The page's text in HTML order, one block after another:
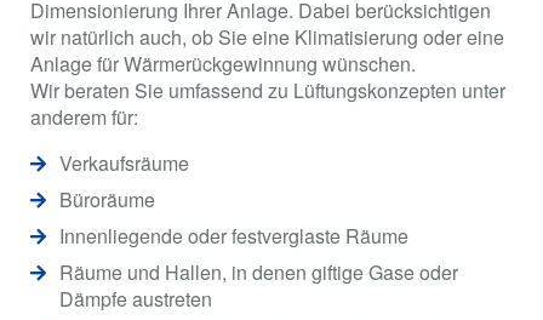
Dimensionierung Ihrer Anlage. Dabei berücksichtigen
wir natürlich auch, ob Sie eine Klimatisierung oder eine
Anlage für Wärmerückgewinnung wünschen.
Wir beraten Sie umfassend zu Lüftungskonzepten unter
anderem für:
Verkaufsräume
Büroräume
Innenliegende oder festverglaste Räume
Räume und Hallen, in denen giftige Gase oder
Dämpfe austreten